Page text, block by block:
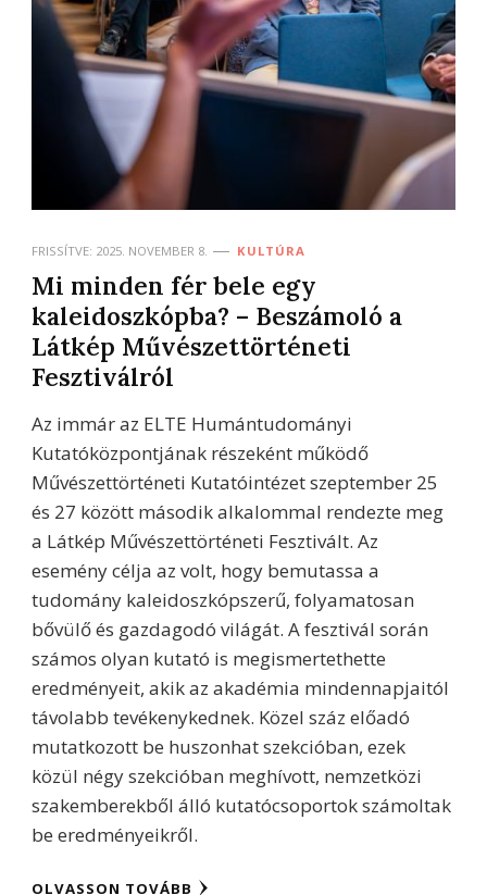
FRISSÍTVE: 2025. NOVEMBER 8. KULTÚRA
Mi minden fér bele egy
kaleidoszkópba? – Beszámoló a
Látkép Művészettörténeti
Fesztiválról
Az immár az ELTE Humántudományi
Kutatóközpontjának részeként működő
Művészettörténeti Kutatóintézet szeptember 25
és 27 között második alkalommal rendezte meg
a Látkép Művészettörténeti Fesztivált. Az
esemény célja az volt, hogy bemutassa a
tudomány kaleidoszkópszerű, folyamatosan
bővülő és gazdagodó világát. A fesztivál során
számos olyan kutató is megismertethette
eredményeit, akik az akadémia mindennapjaitól
távolabb tevékenykednek. Közel száz előadó
mutatkozott be huszonhat szekcióban, ezek
közül négy szekcióban meghívott, nemzetközi
szakemberekből álló kutatócsoportok számoltak
be eredményeikről.
OLVASSON TOVÁBB